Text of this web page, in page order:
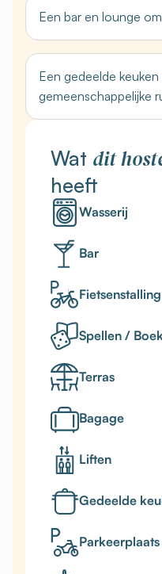
Een bar en lounge
Een gedeelde keuken
gemeenschappelijke
Wat dit
heeft
Wasserij
Bar
Fietsenstalling
Spellen /
Terras
Bagage
Liften
Gedeelde